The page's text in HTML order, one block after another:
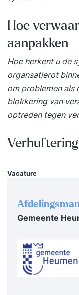
Advocaten -
signaleren en
ongewenst
voorkeur van
ingeschakeld
hiertussen
- Systemisch
het ICM van de
te stellen of een
proactief of
organisatie
beschrijving
(https://
Hoe
aanpakken
Hoe herkent u de
organsatierot
om problemen als
blokkering van
optreden tegen
Vacature
Gemeente